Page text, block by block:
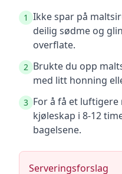
1 Ikke spar på
deilig sødme og
overflate.
2 Brukte du opp
med litt honning
3 For å få et luftigere
kjøleskap i 8-12
bagelsene.
Serveringsforslag